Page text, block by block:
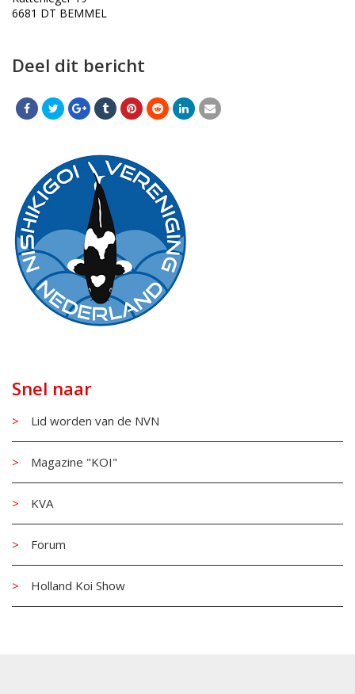
6681 DT BEMMEL
Deel dit bericht
Snel naar
Lid worden van de NVN
Magazine "KOI"
KVA
Forum
Holland Koi Show